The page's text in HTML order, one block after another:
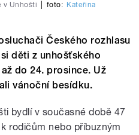
v Unhošti foto: Kateřina
Českého rozhlasu
děti z unhošťského
do 24. prosince. Už
vánoční besídku.
bydlí v současné době 47
rodičům nebo příbuzným